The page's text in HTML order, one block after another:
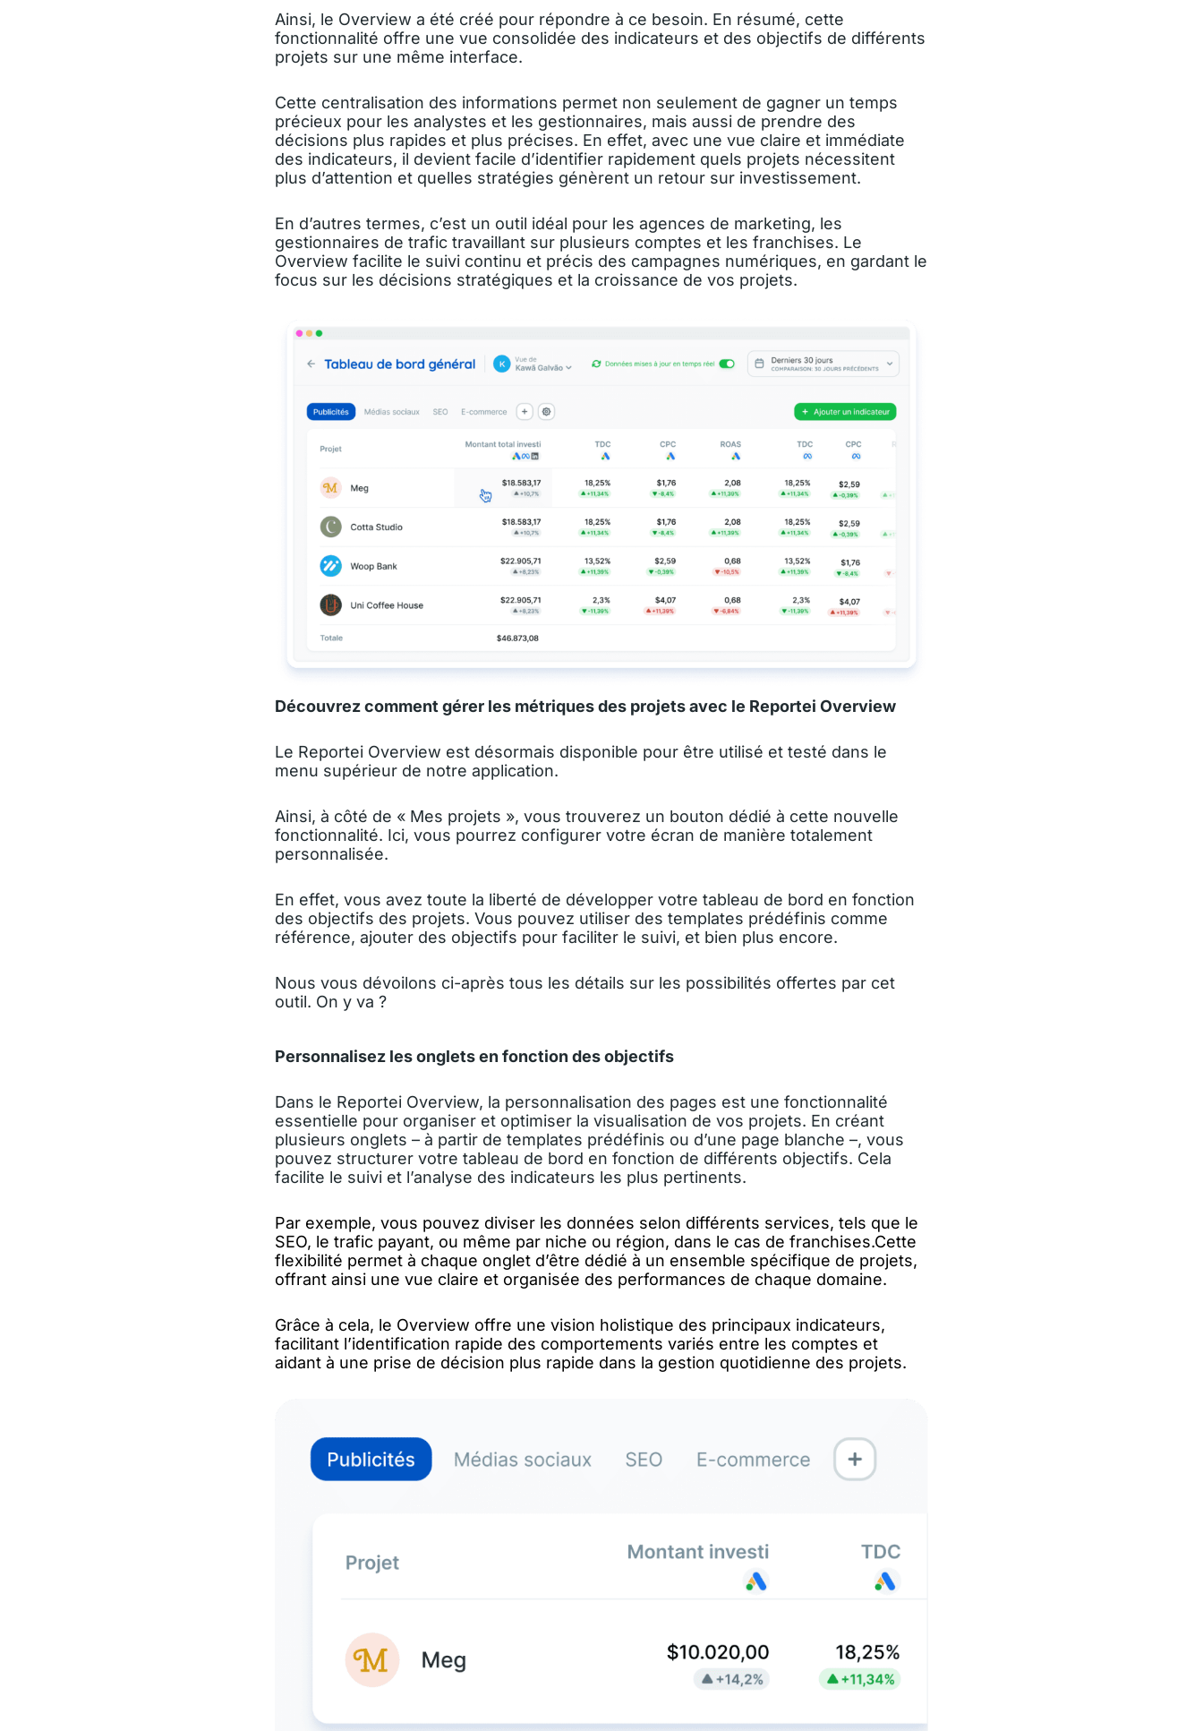
Ainsi, le Overview a été créé pour répondre à ce besoin. En résumé, cette
fonctionnalité offre une vue consolidée des indicateurs et des objectifs de différents
projets sur une même interface.
Cette centralisation des informations permet non seulement de gagner un temps
précieux pour les analystes et les gestionnaires, mais aussi de prendre des
décisions plus rapides et plus précises. En effet, avec une vue claire et immédiate
des indicateurs, il devient facile d’identifier rapidement quels projets nécessitent
plus d’attention et quelles stratégies génèrent un retour sur investissement.
En d’autres termes, c’est un outil idéal pour les agences de marketing, les
gestionnaires de trafic travaillant sur plusieurs comptes et les franchises. Le
Overview facilite le suivi continu et précis des campagnes numériques, en gardant le
focus sur les décisions stratégiques et la croissance de vos projets.
Découvrez comment gérer les métriques des projets avec le Reportei Overview
Le Reportei Overview est désormais disponible pour être utilisé et testé dans le
menu supérieur de notre application.
Ainsi, à côté de « Mes projets », vous trouverez un bouton dédié à cette nouvelle
fonctionnalité. Ici, vous pourrez configurer votre écran de manière totalement
personnalisée.
En effet, vous avez toute la liberté de développer votre tableau de bord en fonction
des objectifs des projets. Vous pouvez utiliser des templates prédéfinis comme
référence, ajouter des objectifs pour faciliter le suivi, et bien plus encore.
Nous vous dévoilons ci-après tous les détails sur les possibilités offertes par cet
outil. On y va ?
Personnalisez les onglets en fonction des objectifs
Dans le Reportei Overview, la personnalisation des pages est une fonctionnalité
essentielle pour organiser et optimiser la visualisation de vos projets. En créant
plusieurs onglets – à partir de templates prédéfinis ou d’une page blanche –, vous
pouvez structurer votre tableau de bord en fonction de différents objectifs. Cela
facilite le suivi et l’analyse des indicateurs les plus pertinents.
Par exemple, vous pouvez diviser les données selon différents services, tels que le
SEO, le trafic payant, ou même par niche ou région, dans le cas de franchises.Cette
flexibilité permet à chaque onglet d’être dédié à un ensemble spécifique de projets,
offrant ainsi une vue claire et organisée des performances de chaque domaine.
Grâce à cela, le Overview offre une vision holistique des principaux indicateurs,
facilitant l’identification rapide des comportements variés entre les comptes et
aidant à une prise de décision plus rapide dans la gestion quotidienne des projets.